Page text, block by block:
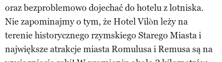
oraz bezproblemowo dojechać do hotelu z lotniska.
Nie zapominajmy o tym, że Hotel Vilòn leży na
terenie historycznego rzymskiego Starego Miasta i
największe atrakcje miasta Romulusa i Remusa są na